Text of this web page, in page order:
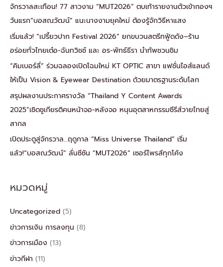
จักรวาลสะเทือน! 77 สาวงาม “MUT2026” ตบเท้ารายงานตัวเข้ากองฯ
วันแรก“บอสณวัฒน์” แนะนางงามยุคใหม่ ต้องรู้จักวิธีหาแสง
เริ่มแล้ว! “เปรี้ยวปาก Festival 2026” ยกขบวนสตรีทฟู้ดดัง–ร้าน
อร่อยทั่วไทยเต๋อ-ฉันทวิชช์ และ อร-พัทธ์ธีรา นำทัพชวนชิม
“คิมเบอร์ลี่” ร่วมฉลองเปิดโฉมใหม่ KT OPTIC สาขา แฟชั่นไอส์แลนด์
ให้เป็น Vision & Eyewear Destination ด้วยมาตรฐานระดับโลก
สรุปผลงานประกาศรางวัล “Thailand Y Content Awards
2025”เชิดชูเกียรติคนหน้าจอ-หลังจอ หนุนอุตสาหกรรมซีรีส์วายไทยสู่
สากล
เปิดประตูสู่จักรวาล…ฤดูกาล “Miss Universe Thailand” เริ่ม
แล้ว!“บอสณวัฒน์” ลั่นซีซัน “MUT2026” เซอร์ไพรส์ทุกโค้ง
หมวดหมู่
Uncategorized (5)
ข่าวการเงิน การลงทุน (8)
ข่าวการเมือง (13)
ข่าวกีฬา (11)